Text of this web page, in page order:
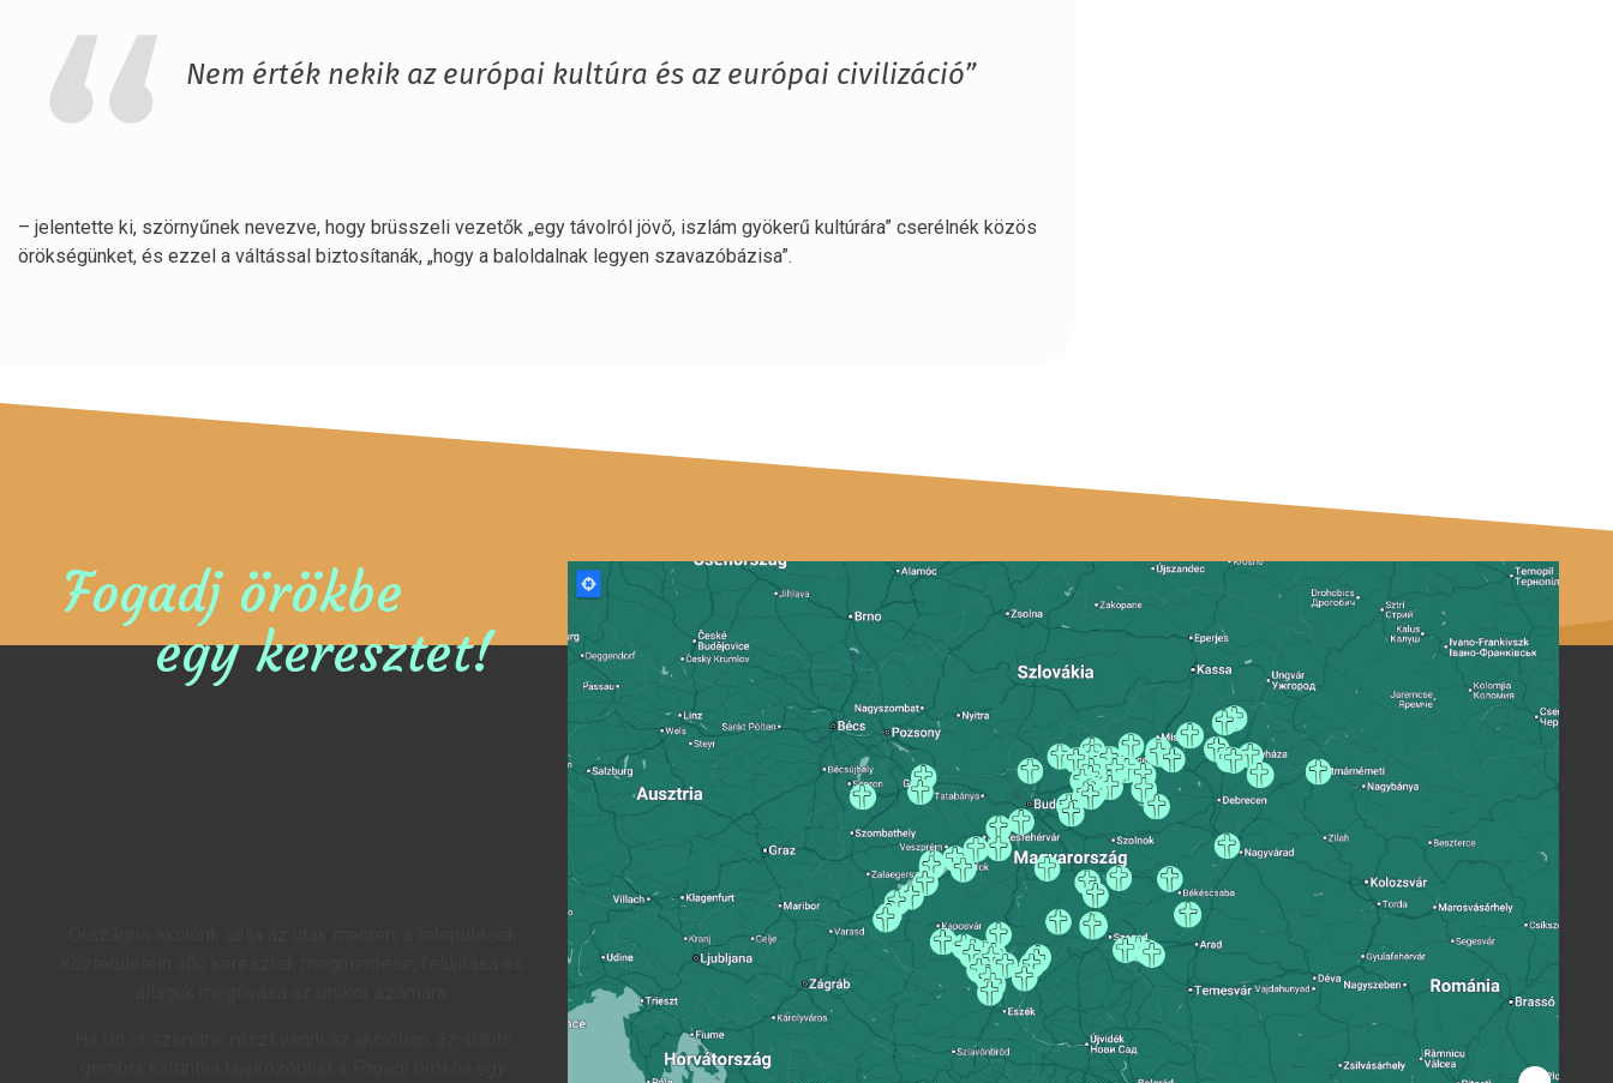
Nem érték nekik az európai kultúra és az európai civilizáció”
– jelentette ki, szörnyűnek nevezve, hogy brüsszeli vezetők „egy távolról jövő, iszlám gyökerű kultúrára” cserélnék közös
örökségünket, és ezzel a váltással biztosítanák, „hogy a baloldalnak legyen szavazóbázisa”.
Fogadj örökbe
egy keresztet!